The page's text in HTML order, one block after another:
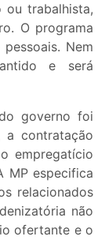
ou trabalhista,
O programa
Nem
e será
governo foi
a contratação
empregatício
MP especifica
relacionados
não
ofertante e o